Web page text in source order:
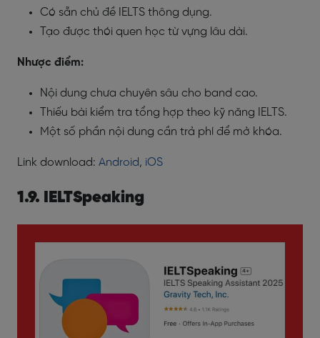
Có sẵn chủ đề IELTS thông dụng.
Tạo được thói quen học từ vựng lâu dài.
Nhược điểm:
Nội dung chưa chuyên sâu cho band cao.
Thiếu bài kiểm tra tổng hợp theo kỹ năng IELTS.
Một số phần nội dung cần trả phí để mở khóa.
Link download: Android, iOS
1.9. IELTSpeaking